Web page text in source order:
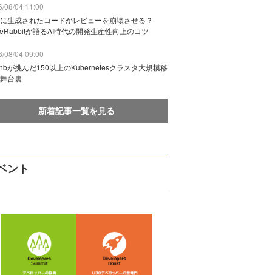
08/04 11:00
生成されたコードがレビューを崩壊させる？
が語るAI時代の開発生産性向上のコツ
08/04 09:00
が挑んだ150以上のKubernetesクラスタ大規模移
台裏
新着記事一覧を見る
ント